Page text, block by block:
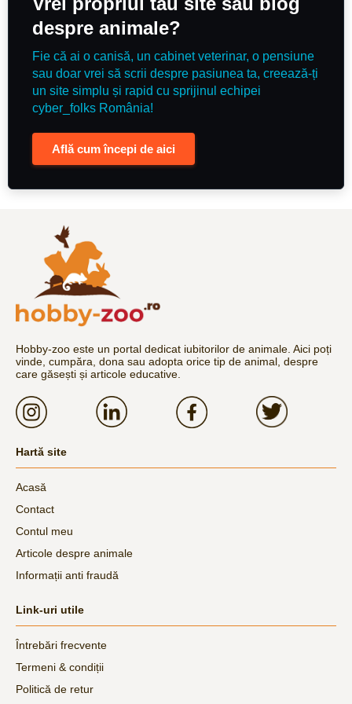
despre animale?
Fie că ai o canisă, un cabinet veterinar, o pensiune
sau doar vrei să scrii despre pasiunea ta, creează-ți
un site simplu și rapid cu sprijinul echipei
cyber_folks România!
Află cum începi de aici
Hobby-zoo este un portal dedicat iubitorilor de animale. Aici poți
vinde, cumpăra, dona sau adopta orice tip de animal, despre
care găsești și articole educative.
Hartă site
Acasă
Contact
Contul meu
Articole despre animale
Informații anti fraudă
Link-uri utile
Întrebări frecvente
Termeni & condiții
Politică de retur